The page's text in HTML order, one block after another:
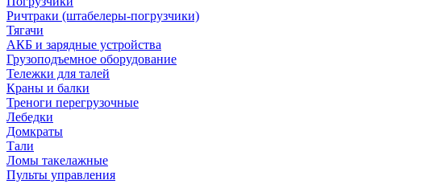
Ричтраки (штабелеры-погрузчики)
Тягачи
АКБ и зарядные устройства
Грузоподъемное оборудование
Тележки для талей
Краны и балки
Треноги перегрузочные
Лебедки
Домкраты
Тали
Ломы такелажные
Пульты управления